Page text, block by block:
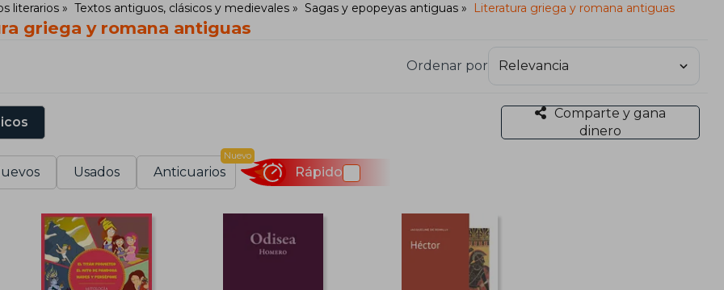
literarios
Textos antiguos, clásicos y medievales Sagas y epopeyas antiguas Literatura griega y romana antiguas
griega y romana antiguas
Ordenar por
Comparte y gana
dinero
Usados Anticuarios
Nuevo
Rápido